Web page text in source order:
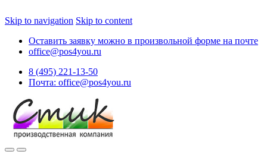
Skip to navigation Skip to content
Оставить заявку можно в произвольной форме на почте
office@pos4you.ru
8 (495) 221-13-50
Почта: office@pos4you.ru